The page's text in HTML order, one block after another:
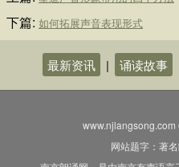
下篇: 如何拓展声音表现形式
最新资讯 | 诵读故事
网站题字：著